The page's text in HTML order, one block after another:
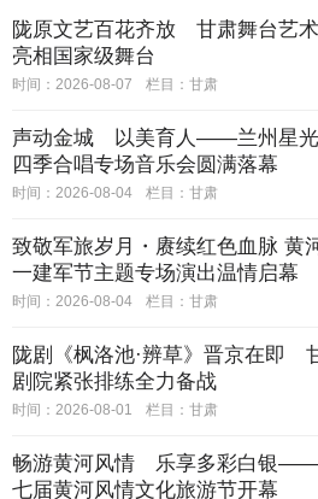
陇原文艺百花齐放 甘肃舞台艺
亮相国家级舞台
时间：2026-08-07 栏目： 甘肃
声动金城 以美育人——兰州星光
四季合唱专场音乐会圆满落幕
时间：2026-08-04 栏目： 甘肃
致敬军旅岁月・赓续红色血脉 黄
一建军节主题专场演出温情启幕
时间：2026-08-04 栏目： 甘肃
陇剧《枫洛池·辨草》晋京在即
剧院紧张排练全力备战
时间：2026-08-01 栏目： 甘肃
畅游黄河风情 乐享多彩白银——
七届黄河风情文化旅游节开幕